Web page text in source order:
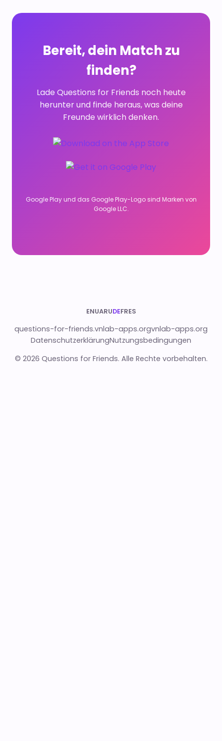
Bereit, dein Match zu
finden?
Lade Questions for Friends noch heute
herunter und finde heraus, was deine
Freunde wirklich denken.
Google Play und das Google Play-Logo sind Marken von
Google LLC.
ENUARUDEFRES
questions-for-friends.vnlab-apps.orgvnlab-apps.org
DatenschutzerklärungNutzungsbedingungen
© 2026 Questions for Friends. Alle Rechte vorbehalten.